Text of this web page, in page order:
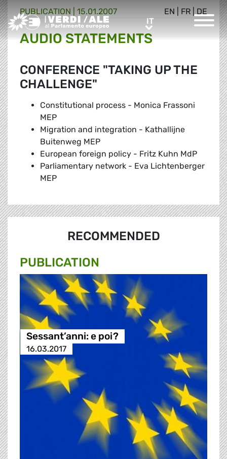
Greens/EFA Home ITIT
EN FR DE
PUBLICATION | 15.01.2007
AUDIO STATEMENTS
CONFERENCE "TAKING UP THE
CHALLENGE"
Constitutional process - Monica Frassoni
MEP
Migration and integration - Kathallijne
Buitenweg MEP
European foreign policy - Fritz Kuhn MdP
Parliamentary network - Eva Lichtenberger
MEP
RECOMMENDED
PUBLICATION
Sessant’anni: e poi?
16.03.2017